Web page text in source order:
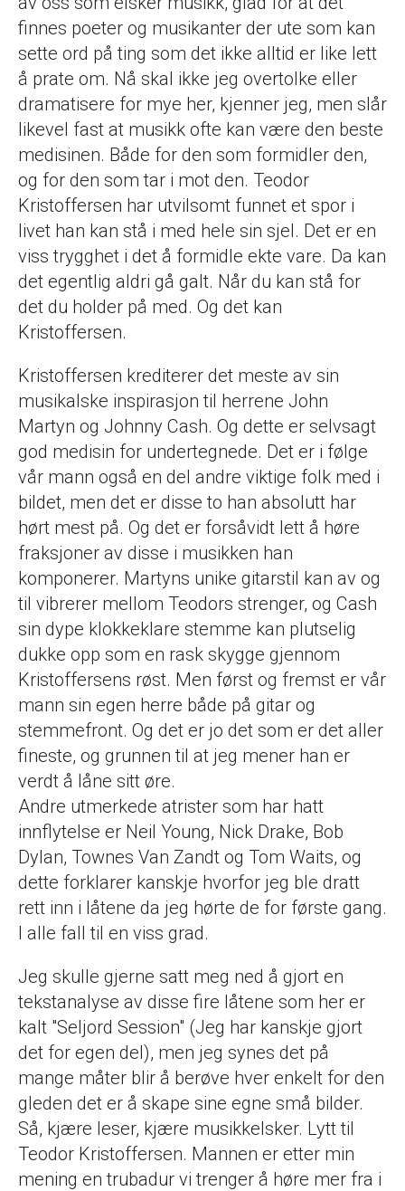
finnes poeter og musikanter der ute som kan
sette ord på ting som det ikke alltid er like lett
å prate om. Nå skal ikke jeg overtolke eller
dramatisere for mye her, kjenner jeg, men slår
likevel fast at musikk ofte kan være den beste
medisinen. Både for den som formidler den,
og for den som tar i mot den. Teodor
Kristoffersen har utvilsomt funnet et spor i
livet han kan stå i med hele sin sjel. Det er en
viss trygghet i det å formidle ekte vare. Da kan
det egentlig aldri gå galt. Når du kan stå for
det du holder på med. Og det kan
Kristoffersen.
Kristoffersen krediterer det meste av sin
musikalske inspirasjon til herrene John
Martyn og Johnny Cash. Og dette er selvsagt
god medisin for undertegnede. Det er i følge
vår mann også en del andre viktige folk med i
bildet, men det er disse to han absolutt har
hørt mest på. Og det er forsåvidt lett å høre
fraksjoner av disse i musikken han
komponerer. Martyns unike gitarstil kan av og
til vibrerer mellom Teodors strenger, og Cash
sin dype klokkeklare stemme kan plutselig
dukke opp som en rask skygge gjennom
Kristoffersens røst. Men først og fremst er vår
mann sin egen herre både på gitar og
stemmefront. Og det er jo det som er det aller
fineste, og grunnen til at jeg mener han er
verdt å låne sitt øre.
Andre utmerkede atrister som har hatt
innflytelse er Neil Young, Nick Drake, Bob
Dylan, Townes Van Zandt og Tom Waits, og
dette forklarer kanskje hvorfor jeg ble dratt
rett inn i låtene da jeg hørte de for første gang.
I alle fall til en viss grad.
Jeg skulle gjerne satt meg ned å gjort en
tekstanalyse av disse fire låtene som her er
kalt "Seljord Session" (Jeg har kanskje gjort
det for egen del), men jeg synes det på
mange måter blir å berøve hver enkelt for den
gleden det er å skape sine egne små bilder.
Så, kjære leser, kjære musikkelsker. Lytt til
Teodor Kristoffersen. Mannen er etter min
mening en trubadur vi trenger å høre mer fra i